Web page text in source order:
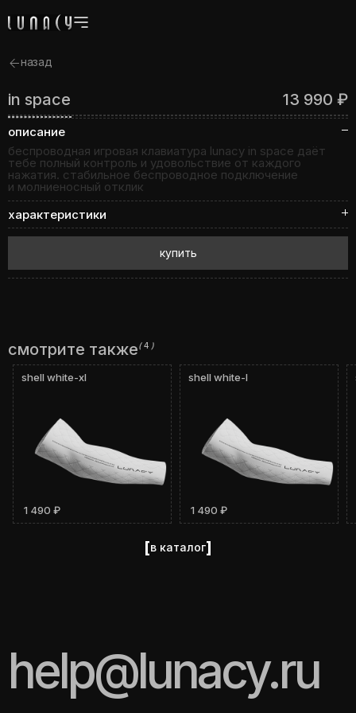
назад
in space 13 990 ₽
описание
беспроводная игровая клавиатура lunacy in space даёт
тебе полный контроль и удовольствие от каждого
нажатия. стабильное беспроводное подключение
и молниеносный отклик
характеристики
купить
смотрите также(4 )
shell white-xl
1 490 ₽
shell white-l
1 490 ₽
[в каталог]
help@lunacy.ru